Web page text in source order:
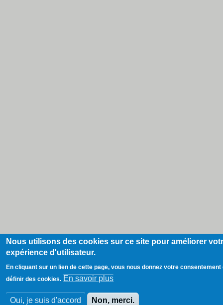
Nous utilisons des cookies sur ce site pour améliorer
expérience d'utilisateur.
En cliquant sur un lien de cette page, vous nous donnez votre consentement
définir des cookies. En savoir plus
Oui, je suis d'accord Non, merci.